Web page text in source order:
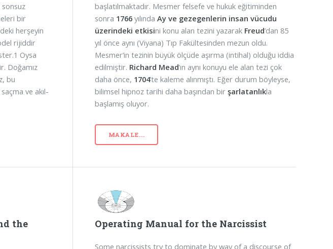
bir
herşeyin
rijiddir
Oysa
Doğamız
bu
ve akıl-
başlatılmaktadır. Mesmer felsefe ve hukuk eğitiminden
sonra 1766yılındaAy ve gezegenlerin insan vücudu
üzerindeki etkisini konu alan tezini yazarak Freud’dan 85
yıl önce aynı (Viyana) Tıp Fakültesinden mezun oldu.
Mesmer’in tezinin büyük ölçüde aşırma (intihal) olduğu iddia
edilmiştir. Richard Mead’ın aynı konuyu ele alan tezi çok
daha önce, 1704’te kaleme alınmıştı. Eğer durum böyleyse,
bilimsel hipnoz tarihi daha başından birşarlatanlıkla
başlamış oluyor.
MAKALE...
the
Operating Manual for the Narcissist
Some narcissists try to dominate by way of a discourse of